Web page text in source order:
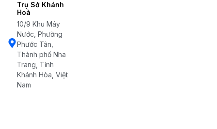
Trụ Sở Khánh
Hoà
10/9 Khu Máy
Nước, Phường
Phước Tân,
Thành phố Nha
Trang, Tỉnh
Khánh Hòa, Việt
Nam